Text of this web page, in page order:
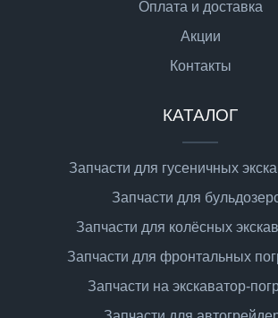
Оплата и доставка
Акции
Контакты
КАТАЛОГ
Запчасти для гусеничных
Запчасти для
Запчасти для колёсных
Запчасти для фронтальных
Запчасти на экскаватор-